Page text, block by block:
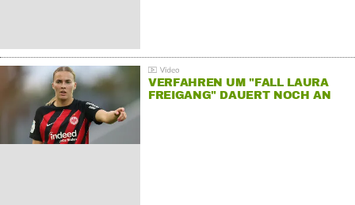
VERFAHREN UM "FALL LAURA
FREIGANG" DAUERT NOCH AN